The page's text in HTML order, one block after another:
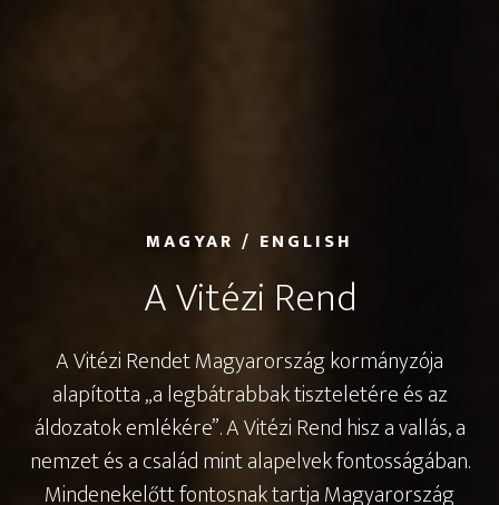
MAGYAR / ENGLISH
A Vitézi Rend
A Vitézi Rendet Magyarország kormányzója
alapította „a legbátrabbak tiszteletére és az
áldozatok emlékére”. A Vitézi Rend hisz a vallás, a
nemzet és a család mint alapelvek fontosságában.
Mindenekelőtt fontosnak tartja Magyarország